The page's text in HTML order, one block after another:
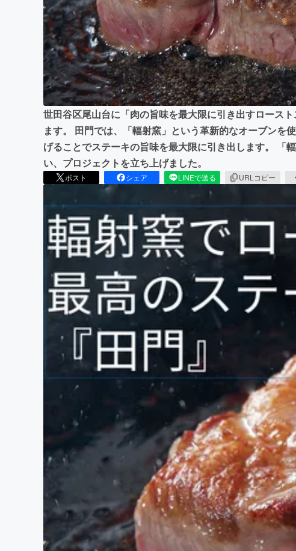
世田谷区尾山台に「肉の旨味を最大限に引き出すロース
ます。 田門では、「輻射窯」という革新的なオーブンを
げることでステーキの旨味を最大限に引き出します。 「
い、プロジェクトを立ち上げました。
ポスト シェア LINEで送る URLコピー